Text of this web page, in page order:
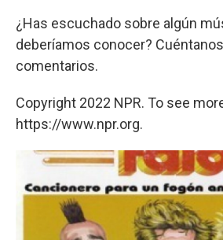
¿Has escuchado sobre algún
deberíamos conocer?
comentarios.
Copyright 2022 NPR. To see
https://www.npr.org.